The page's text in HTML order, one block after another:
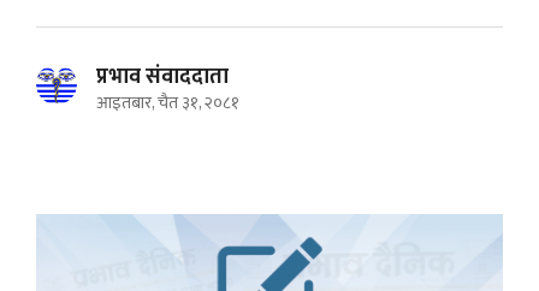
प्रभाव संवाददाता
आइतबार, चैत ३१, २०८१